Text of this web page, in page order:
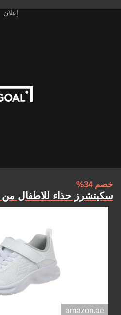
إعلان
خصم 34%
سكيتشرز حذاء للاطفال من
amazon.ae